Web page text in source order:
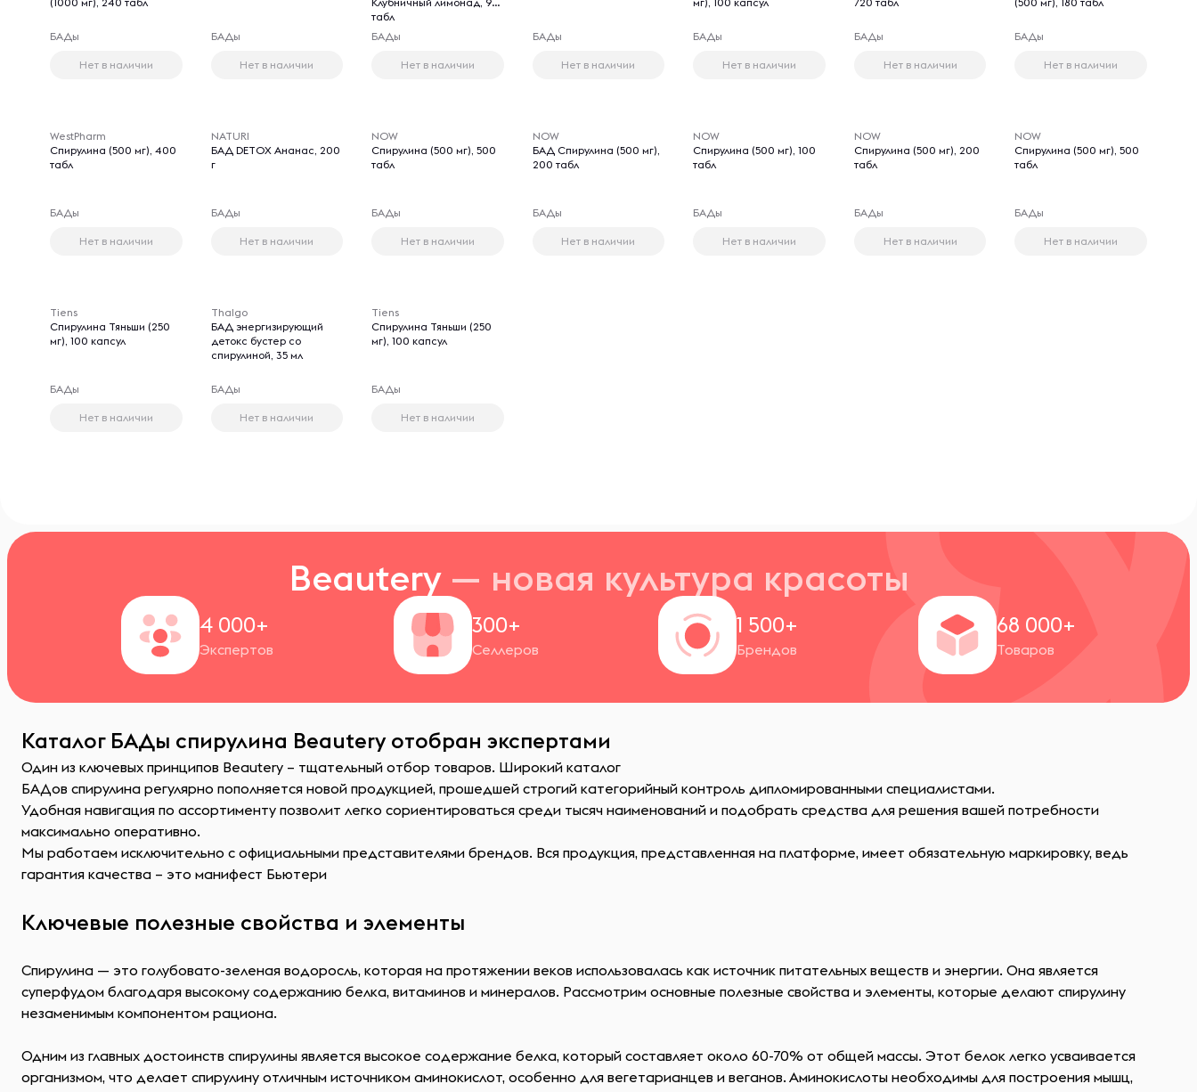
БАДы
Нет в наличии
БАДы
Нет в наличии
табл
БАДы
Нет в наличии
БАДы
Нет в наличии
БАДы
Нет в наличии
БАДы
Нет в наличии
БАДы
Нет в наличии
WestPharm
Спирулина (500 мг), 400
табл
БАДы
Нет в наличии
NATURI
БАД DETOX Ананас, 200
г
БАДы
Нет в наличии
NOW
Спирулина (500 мг), 500
табл
БАДы
Нет в наличии
NOW
БАД Спирулина (500 мг),
200 табл
БАДы
Нет в наличии
NOW
Спирулина (500 мг), 100
табл
БАДы
Нет в наличии
NOW
Спирулина (500 мг), 200
табл
БАДы
Нет в наличии
NOW
Спирулина (500 мг), 500
табл
БАДы
Нет в наличии
Tiens
Спирулина Тяньши (250
мг), 100 капсул
БАДы
Нет в наличии
Thalgo
БАД энергизирующий
детокс бустер со
спирулиной, 35 мл
БАДы
Нет в наличии
Tiens
Спирулина Тяньши (250
мг), 100 капсул
БАДы
Нет в наличии
Beautery — новая культура красоты
4 000+
Экспертов
300+
Селлеров
1 500+
Брендов
68 000+
Товаров
Каталог БАДы спирулина Beautery отобран экспертами
Один из ключевых принципов Beautery – тщательный отбор товаров. Широкий каталог
БАДов спирулина регулярно пополняется новой продукцией, прошедшей строгий категорийный контроль дипломированными специалистами.
Удобная навигация по ассортименту позволит легко сориентироваться среди тысяч наименований и подобрать средства для решения вашей потребности
максимально оперативно.
Мы работаем исключительно с официальными представителями брендов. Вся продукция, представленная на платформе, имеет обязательную маркировку, ведь
гарантия качества – это манифест Бьютери
Ключевые полезные свойства и элементы
Спирулина — это голубовато-зеленая водоросль, которая на протяжении веков использовалась как источник питательных веществ и энергии. Она является
суперфудом благодаря высокому содержанию белка, витаминов и минералов. Рассмотрим основные полезные свойства и элементы, которые делают спирулину
незаменимым компонентом рациона.
Одним из главных достоинств спирулины является высокое содержание белка, который составляет около 60-70% от общей массы. Этот белок легко усваивается
организмом, что делает спирулину отличным источником аминокислот, особенно для вегетарианцев и веганов. Аминокислоты необходимы для построения мышц,